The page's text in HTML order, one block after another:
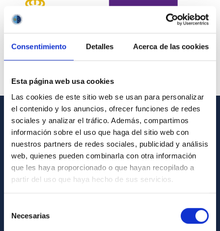
Consentimiento Detalles Acerca de las cookies
Esta página web usa cookies
Las cookies de este sitio web se usan para personalizar
el contenido y los anuncios, ofrecer funciones de redes
sociales y analizar el tráfico. Además, compartimos
información sobre el uso que haga del sitio web con
nuestros partners de redes sociales, publicidad y análisis
web, quienes pueden combinarla con otra información
que les haya proporcionado o que hayan recopilado a
partir del uso que haya hecho de sus servicios.
Necesarias
GENERAL INFORMATION
Contact
How to get to the IAC
List of personnel
Library
General register